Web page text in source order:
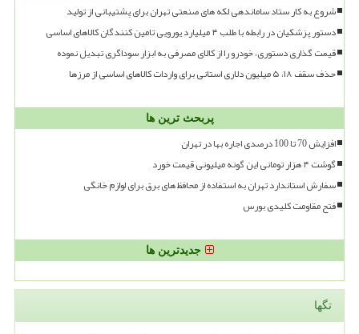
شروع به کار ستاد ساماندهی لکه های صنعتی تهران برای پشتیبانی از تولید
دستور پزشکیان در رابطه با طلب ۴ میلیارد یورویی تامین کنندگان کالاهای اساسی
قیمت گذاری دستوری، خودرو را از کالای مصرفی به ابزار سوداگری تبدیل نموده
حذف سقف ۱۸، ۵ میلیون دلاری استانی برای واردات کالاهای اساسی از مرزها
پربحث ترین ها
افزایش 70 تا 100 درصدی اجاره بها در تهران
گوشت ۴ هزار تومانی این گونه میلیونی قیمت خورد
سفارش استاندارد تهران به استفاده از محافظ های برق برای لوازم خانگی
فتح مقاومت کلیدی بورس
جدیدترین ها
تگها